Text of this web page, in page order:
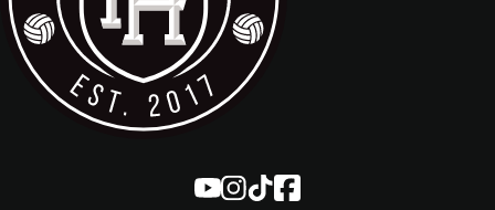
Freddie Academy på YouTube
Freddie Academy på Instagram
Freddie Academy på TikTok
Freddie Academy på